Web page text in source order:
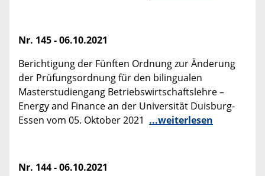
Nr. 145 - 06.10.2021
Berichtigung der Fünften Ordnung zur Änderung
der Prüfungsordnung für den bilingualen
Masterstudiengang Betriebswirtschaftslehre –
Energy and Finance an der Universität Duisburg-
Essen vom 05. Oktober 2021 ...weiterlesen
Nr. 144 - 06.10.2021